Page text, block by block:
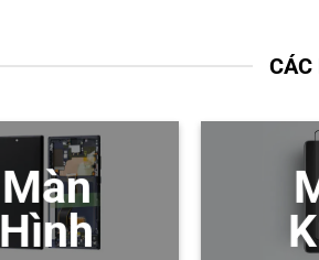
CÁC
Màn
Hình